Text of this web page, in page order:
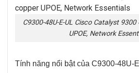
C9300-48U-E-UL Cisco Catalyst
UPOE, Network
Tính năng nổi bật của C9300-48U-